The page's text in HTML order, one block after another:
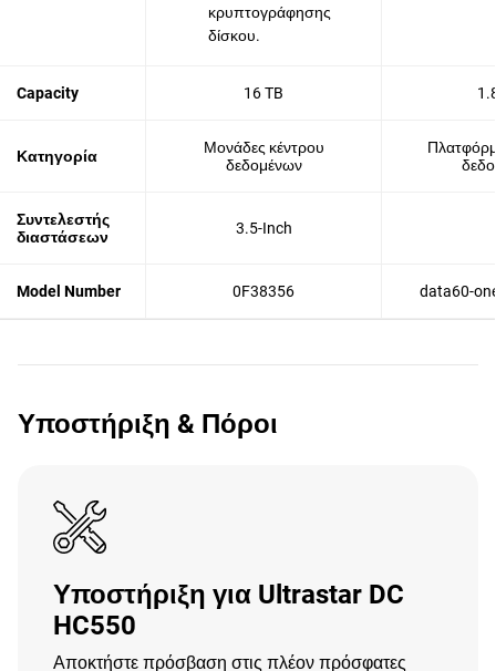
κρυπτογράφησης
δίσκου.
Capacity 16 TB
Κατηγορία
Μονάδες κέντρου
δεδομένων
Συντελεστής
διαστάσεων
3.5-Inch
Model Number 0F38356 data60-
Υποστήριξη & Πόροι
Υποστήριξη για Ultrastar DC
HC550
Αποκτήστε πρόσβαση στις πλέον πρόσφατες